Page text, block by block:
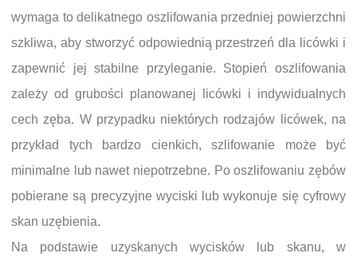
wymaga to delikatnego oszlifowania przedniej powierzchni
szkliwa, aby stworzyć odpowiednią przestrzeń dla licówki i
zapewnić jej stabilne przyleganie. Stopień oszlifowania
zależy od grubości planowanej licówki i indywidualnych
cech zęba. W przypadku niektórych rodzajów licówek, na
przykład tych bardzo cienkich, szlifowanie może być
minimalne lub nawet niepotrzebne. Po oszlifowaniu zębów
pobierane są precyzyjne wyciski lub wykonuje się cyfrowy
skan uzębienia.
Na podstawie uzyskanych wycisków lub skanu, w